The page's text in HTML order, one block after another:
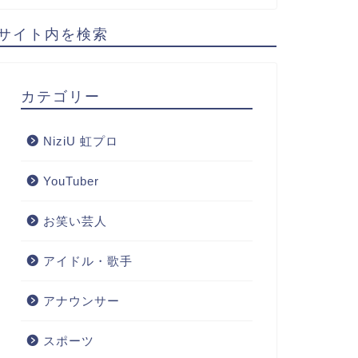
イト内を検索
カテゴリー
NiziU 虹プロ
YouTuber
お笑い芸人
アイドル・歌手
アナウンサー
スポーツ